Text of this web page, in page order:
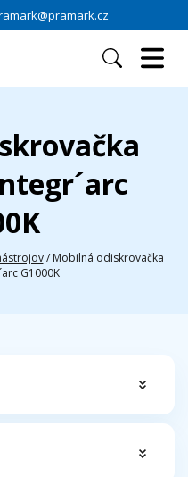
/ Mobilná odiskrovačka
G1000K